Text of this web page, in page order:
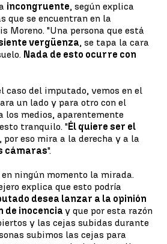
incongruente, según explica
que se encuentran en la
Moreno. "Una persona que está
vergüenza, se tapa la cara
Nada de esto ocurre con
caso del imputado, vemos en el
un lado y para otro con el
los medios, aparentemente
tranquilo. "Él quiere ser el
, por eso mira a la derecha y a la
cámaras".
ningún momento la mirada.
explica que esto podría
desea lanzar a la opinión
de inocencia y que por esta razón
y las cejas subidas durante
subimos las cejas para